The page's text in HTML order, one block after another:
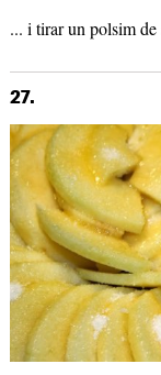
... i tirar un polsim de
27.